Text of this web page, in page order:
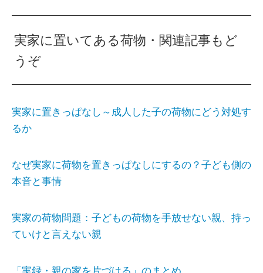
実家に置いてある荷物・関連記事もど
うぞ
実家に置きっぱなし～成人した子の荷物にどう対処す
るか
なぜ実家に荷物を置きっぱなしにするの？子ども側の
本音と事情
実家の荷物問題：子どもの荷物を手放せない親、持っ
ていけと言えない親